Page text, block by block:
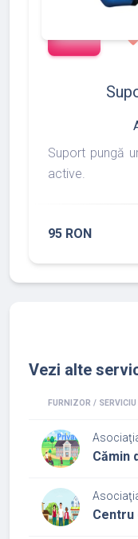
Suport pungă
active.
95 RON
Vezi alte
FURNIZOR / SERVICIU
Cămin
Centru